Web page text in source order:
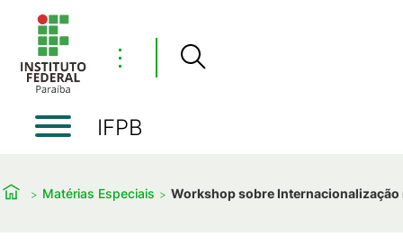
⋮
IFPB
Matérias Especiais Workshop sobre Internacionalização